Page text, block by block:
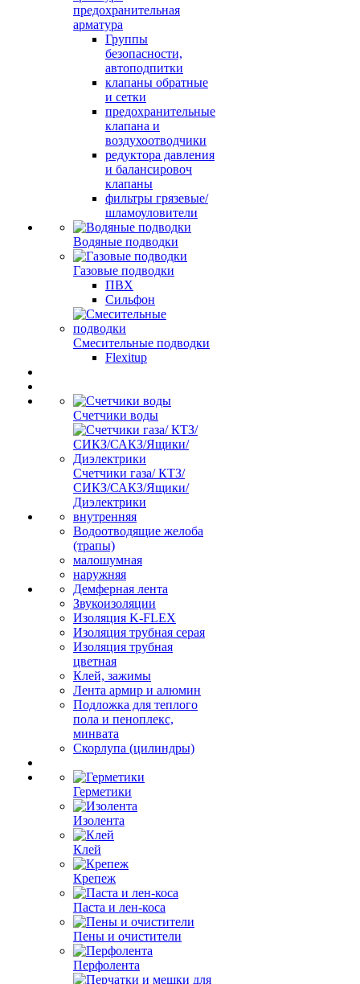
предохранительная
арматура
Группы
безопасности,
автоподпитки
клапаны обратные
и сетки
предохранительные
клапана и
воздухоотводчики
редуктора давления
и балансировоч
клапаны
фильтры грязевые/
шламоуловители
Водяные подводки
Газовые подводки
ПВХ
Сильфон
Смесительные подводки
Flexitup
Счетчики воды
Счетчики газа/ КТЗ/
СИКЗ/САКЗ/Ящики/
Диэлектрики
внутренняя
Водоотводящие желоба
(трапы)
малошумная
наружняя
Демферная лента
Звукоизоляции
Изоляция K-FLEX
Изоляция трубная серая
Изоляция трубная
цветная
Клей, зажимы
Лента армир и алюмин
Подложка для теплого
пола и пеноплекс,
минвата
Скорлупа (цилиндры)
Герметики
Изолента
Клей
Крепеж
Паста и лен-коса
Пены и очистители
Перфолента